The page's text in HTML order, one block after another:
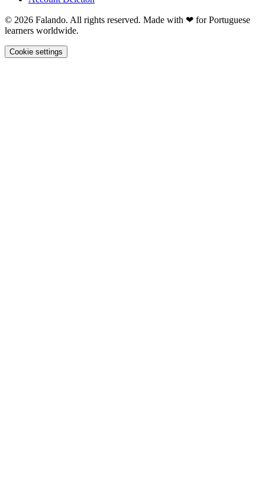
© 2026 Falando. All rights reserved. Made with ❤ for Portuguese
learners worldwide.
Cookie settings